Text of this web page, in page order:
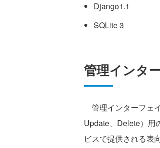
Django1.1
SQLite 3
管理インタ
管理インターフェ
Update、Delete）用
ビスで提供される表